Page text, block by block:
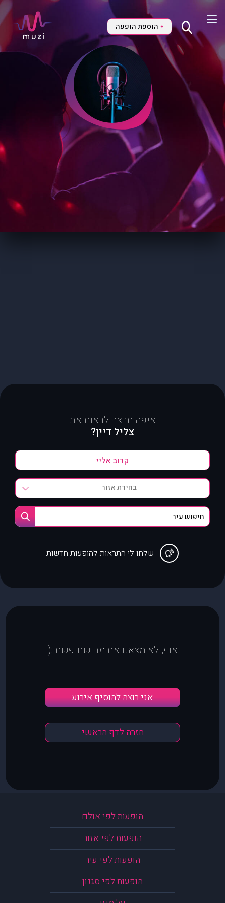
+ הוספת הופעה
איפה תרצה לראות את
צליל דיין?
בחירת אזור
שלחו לי התראות להופעות חדשות
אוף, לא מצאנו את מה שחיפשת :(
אני רוצה להוסיף אירוע
חזרה לדף הראשי
הופעות לפי אולם
הופעות לפי אזור
הופעות לפי עיר
הופעות לפי סגנון